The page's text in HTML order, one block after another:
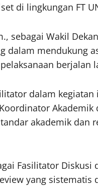
di lingkungan FT
sebagai Wakil
dalam mendukung
berjalan
dalam kegiatan
akademik dan
Fasilitator Diskusi
yang sistematis